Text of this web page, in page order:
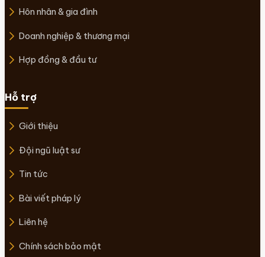
Hôn nhân & gia đình
Doanh nghiệp & thương mại
Hợp đồng & đầu tư
Hỗ trợ
Giới thiệu
Đội ngũ luật sư
Tin tức
Bài viết pháp lý
Liên hệ
Chính sách bảo mật